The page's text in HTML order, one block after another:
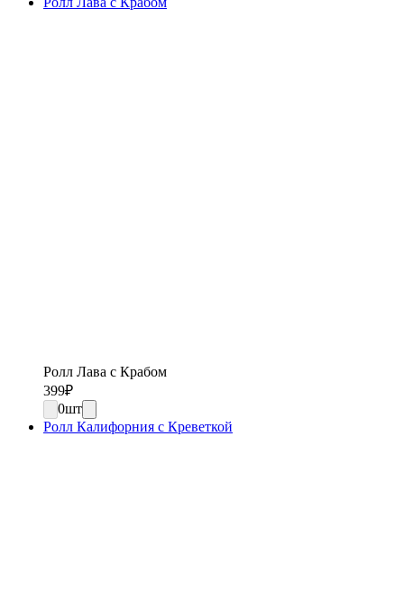
Ролл Лава с Крабом
399₽
0шт
Ролл Калифорния с Креветкой